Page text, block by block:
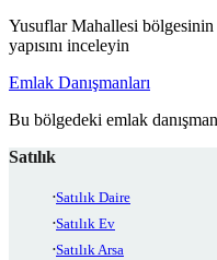
Yusuflar Mahallesi
yapısını inceleyin
Emlak Danışmanları
Bu bölgedeki emlak
Satılık
Satılık Daire
Satılık Ev
Satılık Arsa